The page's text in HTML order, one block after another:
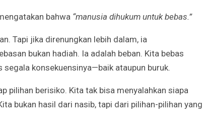
bahwa “manusia dihukum untuk bebas.”
Tapi jika direnungkan lebih dalam, ia
bukan hadiah. Ia adalah beban. Kita bebas
konsekuensinya—baik ataupun buruk.
pilihan berisiko. Kita tak bisa menyalahkan siapa
bukan hasil dari nasib, tapi dari pilihan-pilihan yang